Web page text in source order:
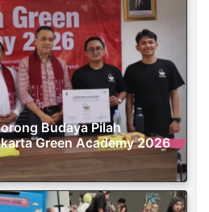
Budaya Pilah
Green Academy 2026